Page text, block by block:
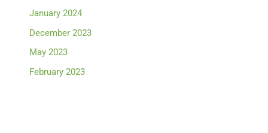
January 2024
December 2023
May 2023
February 2023